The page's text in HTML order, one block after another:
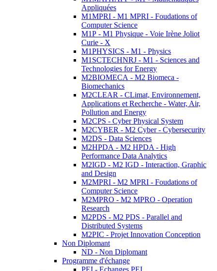
Appliquées
M1MPRI - M1 MPRI - Foudations of
Computer Science
M1P - M1 Physique - Voie Irène Joliot
Curie - X
M1PHYSICS - M1 - Physics
M1SCTECHNRJ - M1 - Sciences and
Technologies for Energy
M2BIOMECA - M2 Biomeca -
Biomechanics
M2CLEAR - CLimat, Environnement,
Applications et Recherche - Water, Air,
Pollution and Energy
M2CPS - Cyber Physical System
M2CYBER - M2 Cyber - Cybersecurity
M2DS - Data Sciences
M2HPDA - M2 HPDA - High
Performance Data Analytics
M2IGD - M2 IGD - Interaction, Graphic
and Design
M2MPRI - M2 MPRI - Foudations of
Computer Science
M2MPRO - M2 MPRO - Operation
Research
M2PDS - M2 PDS - Parallel and
Distributed Systems
M2PIC - Projet Innovation Conception
Non Diplomant
ND - Non Diplomant
Programme d'échange
PEI - Echanges PEI